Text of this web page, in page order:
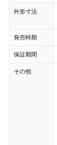
外形寸法
発売時期
保証期間
その他